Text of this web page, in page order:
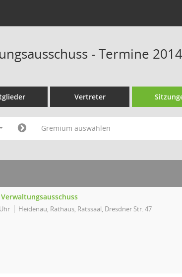
- Termine 2014
Vertreter
Gremium auswählen
Heidenau, Rathaus, Ratssaal, Dresdner Str. 47